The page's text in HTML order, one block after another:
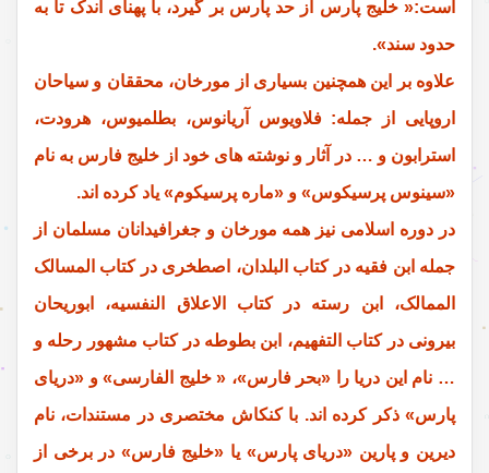
است:« خلیج پارس از حد پارس بر گیرد، با پهنای اندک تا به
حدود سند».
علاوه بر این همچنین بسیاری از مورخان، محققان و سیاحان
اروپایی از جمله: فلاویوس آریانوس، بطلمیوس، هرودت،
استرابون و … در آثار و نوشته های خود از خلیج فارس به نام
«سینوس پرسیکوس» و «ماره پرسیکوم» یاد کرده اند.
در دوره اسلامی نیز همه مورخان و جغرافیدانان مسلمان از
جمله ابن فقیه در کتاب البلدان، اصطخری در کتاب المسالک
الممالک، ابن رسته در کتاب الاعلاق النفسیه، ابوریحان
بیرونی در کتاب التفهیم، ابن بطوطه در کتاب مشهور رحله و
… نام این دریا را «بحر فارس»، « خلیج الفارسی» و «دریای
پارس» ذکر کرده اند. با کنکاش مختصری در مستندات، نام
دیرین و پارین «دریای پارس» یا «خلیج فارس» در برخی از